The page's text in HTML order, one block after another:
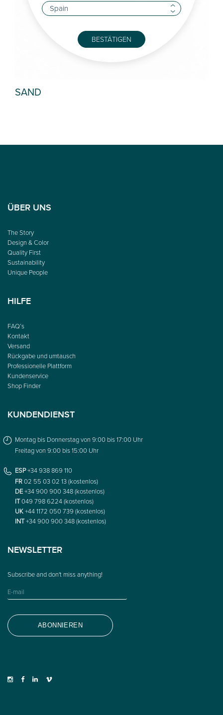
SAND
ÜBER UNS
The Story
Design & Color
Quality First
Sustainability
Unique People
HILFE
FAQ’s
Kontakt
Versand
Rückgabe und umtausch
Professionelle Plattform
Kundenservice
Shop Finder
KUNDENDIENST
Montag bis Donnerstag von 9:00 bis 17:00 Uhr
Freitag von 9:00 bis 15:00 Uhr
ESP+34 938 869 110
FR02 55 03 02 13 (kostenlos)
DE+34 900 900 348 (kostenlos)
IT049 798 6224 (kostenlos)
UK+44 1172 050 739 (kostenlos)
INT+34 900 900 348 (kostenlos)
NEWSLETTER
BESTÄTIGEN